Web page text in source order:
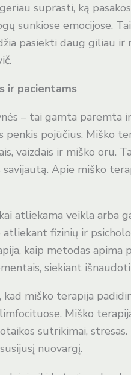
suprasti, ką
sunkiose emocijose.
pasiekti daug giliau ir
ir pacientams
– tai gamta paremta
pojūčius. Miško
vaizdais ir miško oru.
Apie miško
atliekama veikla arba
atliekant fizinių ir
kaip metodas
siekiant
miško terapija
Miško
sutrikimai,
nuovargį.